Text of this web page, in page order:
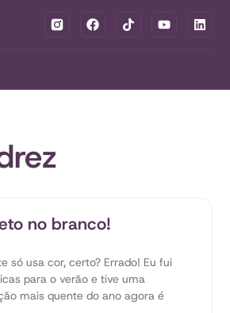
no branco!
só usa cor, certo? Errado! Eu fui
para o verão e tive uma
mais quente do ano agora é